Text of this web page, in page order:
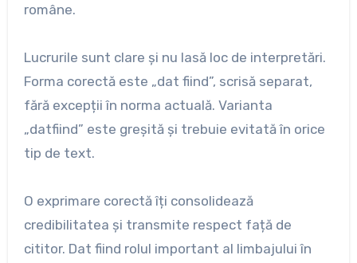
române.
Lucrurile sunt clare și nu lasă loc de interpretări.
Forma corectă este „dat fiind”, scrisă separat,
fără excepții în norma actuală. Varianta
„datfiind” este greșită și trebuie evitată în orice
tip de text.
O exprimare corectă îți consolidează
credibilitatea și transmite respect față de
cititor. Dat fiind rolul important al limbajului în